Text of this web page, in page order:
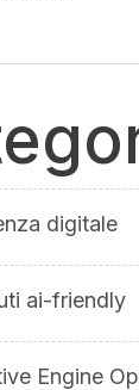
digitale
ai-friendly
Engine